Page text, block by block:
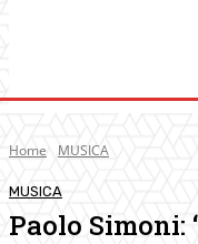
Home MUSICA
MUSICA
Paolo Simoni: